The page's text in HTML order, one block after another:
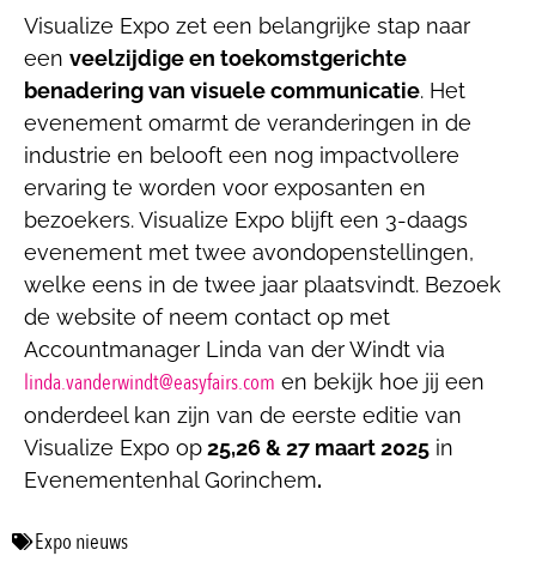
Visualize Expo zet een belangrijke stap naar
een veelzijdige en toekomstgerichte
benadering van visuele communicatie. Het
evenement omarmt de veranderingen in de
industrie en belooft een nog impactvollere
ervaring te worden voor exposanten en
bezoekers. Visualize Expo blijft een 3-daags
evenement met twee avondopenstellingen,
welke eens in de twee jaar plaatsvindt. Bezoek
de website of neem contact op met
Accountmanager Linda van der Windt via
linda.vanderwindt@easyfairs.com en bekijk hoe jij een
onderdeel kan zijn van de eerste editie van
Visualize Expo op25,26 & 27 maart 2025 in
Evenementenhal Gorinchem.
Expo nieuws